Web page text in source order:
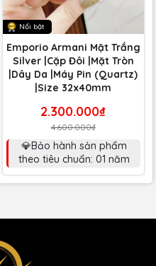
Nổi bật
Emporio Armani Mặt Trắng
Silver |Cặp Đôi |Mặt Tròn
|Dây Da |Máy Pin (Quartz)
|Size 32x40mm
2.300.000₫
4.600.000₫
💎Bảo hành sản phẩm
theo tiêu chuẩn: 01 năm